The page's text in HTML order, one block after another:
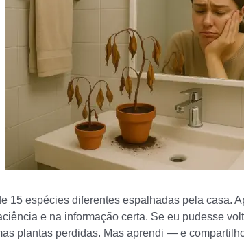
15 espécies diferentes espalhadas pela casa.
e na informação certa. Se eu pudesse
plantas perdidas. Mas aprendi — e